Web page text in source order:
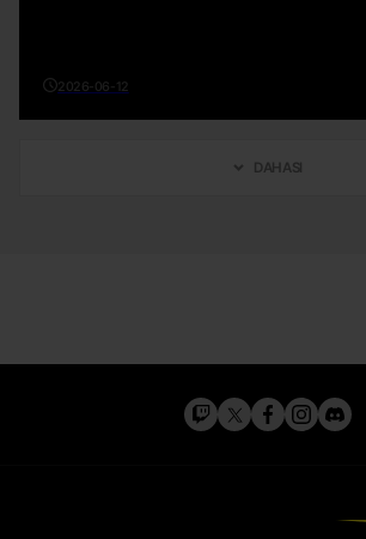
2026-06-12
DAHASI